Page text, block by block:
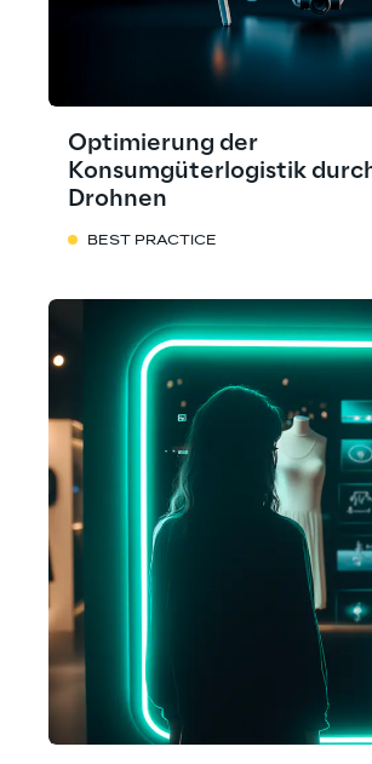
Optimierung der
Konsumgüterlogistik
Drohnen
BEST PRACTICE